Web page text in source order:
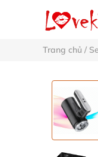
Trang chủ /